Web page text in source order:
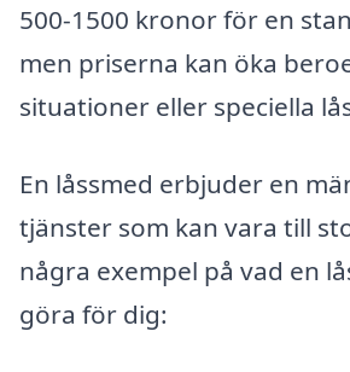
500-1500 kronor för en
men priserna kan öka
situationer eller speciella
En låssmed erbjuder en
tjänster som kan vara till
några exempel på vad en
göra för dig: